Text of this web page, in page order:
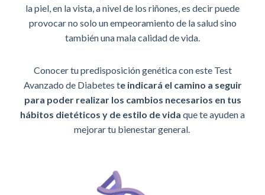
la piel, en la vista, a nivel de los riñones, es decir puede
provocar no solo un empeoramiento de la salud sino
también una mala calidad de vida.
Conocer tu predisposición genética con este Test
Avanzado de Diabetes te indicará el camino a seguir
para poder realizar los cambios necesarios en tus
hábitos dietéticos y de estilo de vida que te ayuden a
mejorar tu bienestar general.